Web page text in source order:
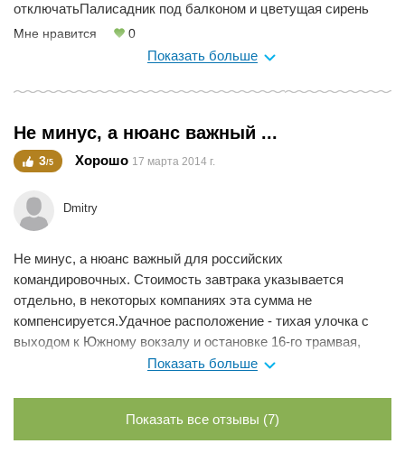
отключатьПалисадник под балконом и цветущая сирень
Мне нравится 0
Показать больше
Не минус, а нюанс важный ...
3/5 Хорошо 17 марта 2014 г.
Dmitry
Не минус, а нюанс важный для российских
командировочных. Стоимость завтрака указывается
отдельно, в некоторых компаниях эта сумма не
компенсируется.Удачное расположение - тихая улочка с
выходом к Южному вокзалу и остановке 16-го трамвая,
очень удобно добираться до Messe. В шаговой
Показать больше
Показать все отзывы (7)